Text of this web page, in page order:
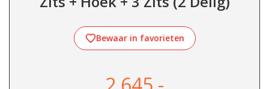
Bewaar in favorieten